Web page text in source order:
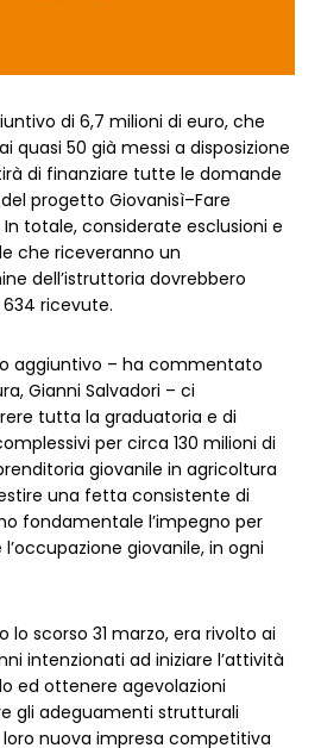
di 6,7 milioni di euro, che
quasi 50 già messi a disposizione
di finanziare tutte le domande
progetto Giovanisì–Fare
totale, considerate esclusioni e
che riceveranno un
dell’istruttoria dovrebbero
ricevute.
aggiuntivo – ha commentato
Gianni Salvadori – ci
tutta la graduatoria e di
per circa 130 milioni di
giovanile in agricoltura
una fetta consistente di
fondamentale l’impegno per
giovanile, in ogni
lo scorso 31 marzo, era rivolto ai
intenzionati ad iniziare l’attività
ed ottenere agevolazioni
gli adeguamenti strutturali
nuova impresa competitiva